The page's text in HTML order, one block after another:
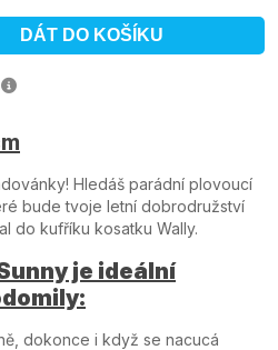
DÁT DO KOŠÍKU
Hledáš parádní plovoucí
bude tvoje letní dobrodružství
do kufříku kosatku Wally.
je ideální
dokonce i když se nacucá